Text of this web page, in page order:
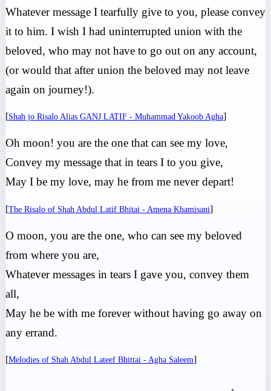
Whatever message I tearfully give to you, please convey
it to him. I wish I had uninterrupted union with the
beloved, who may not have to go out on any account,
(or would that after union the beloved may not leave
again on journey!).
[Shah jo Risalo Alias GANJ LATIF - Muhammad Yakoob Agha]
Oh moon! you are the one that can see my love,
Convey my message that in tears I to you give,
May I be my love, may he from me never depart!
[The Risalo of Shah Abdul Latif Bhitai - Amena Khamisani]
O moon, you are the one, who can see my beloved
from where you are,
Whatever messages in tears I gave you, convey them
all,
May he be with me forever without having go away on
any errand.
[Melodies of Shah Abdul Lateef Bhittai - Agha Saleem]